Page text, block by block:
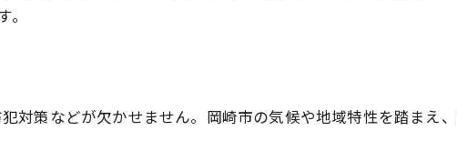
家バンクの利用条件と注意点
活用で資産活用につなげるコツ
空家対策の秘訣
。
対策などが欠かせません。岡崎市の気候や地域特性を踏まえ